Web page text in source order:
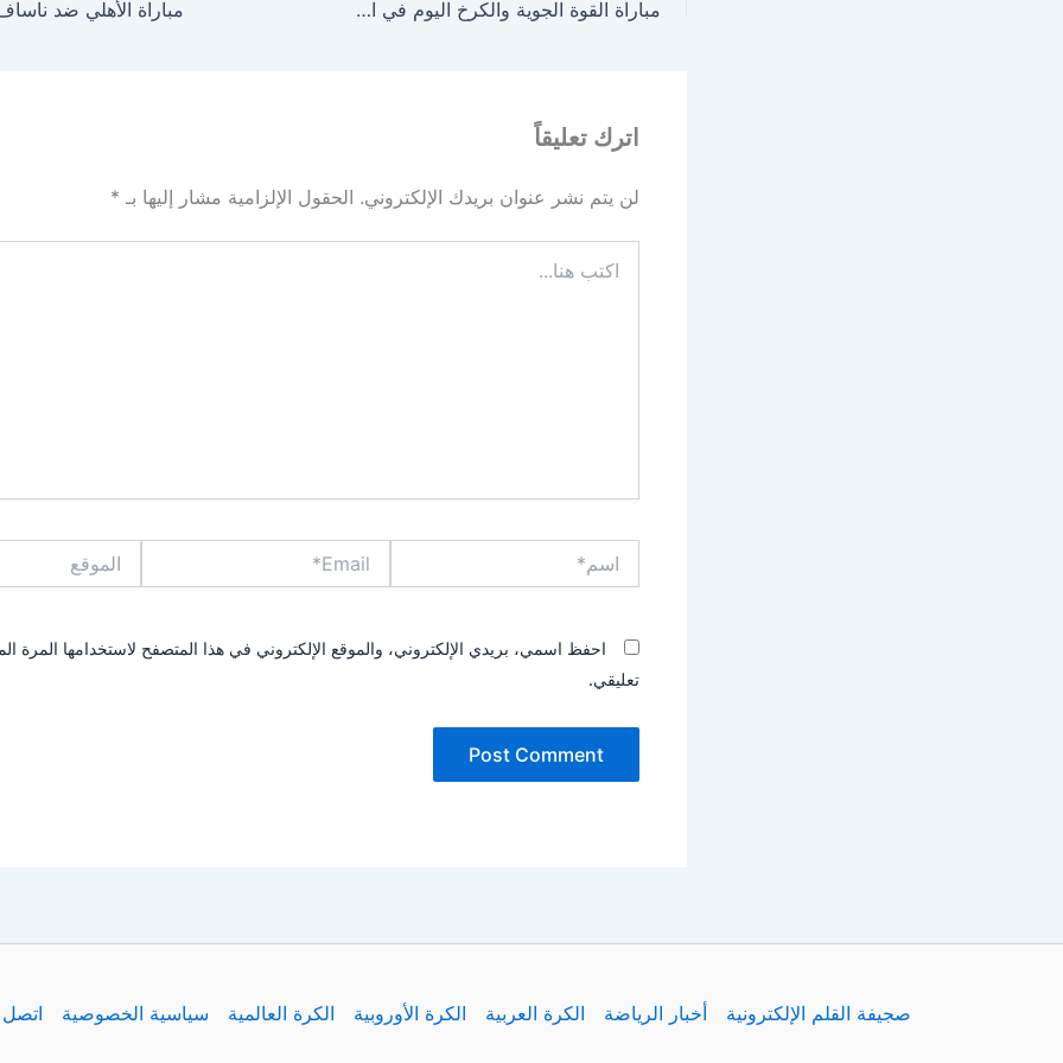
مباراة القوة الجوية والكرخ اليوم في افتتاح الدوري العراقي
اترك تعليقاً
لن يتم نشر عنوان بريدك الإلكتروني. الحقول الإلزامية مشار إليها بـ *
هنا...
احفظ اسمي، بريدي الإلكتروني، والموقع الإلكتروني في هذا المتصفح لاستخدامها المرة
تعليقي.
صجيفة القلم الإلكترونية أخبار الرياضة الكرة العربية الكرة الأوروبية الكرة العالمية سياسية الخصوصية اتصل